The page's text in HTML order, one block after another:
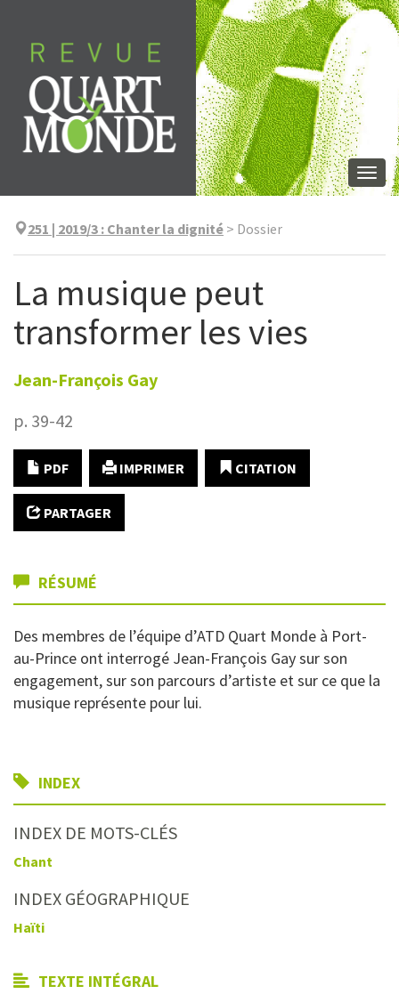
contenu
251 | 2019/3 : Chanter la dignité > Dossier
La musique peut
transformer les vies
Jean-François Gay
p. 39-42
PDF IMPRIMER CITATION
PARTAGER
RÉSUMÉ
Des membres de l’équipe d’ATD Quart Monde à Port-
au-Prince ont interrogé Jean-François Gay sur son
engagement, sur son parcours d’artiste et sur ce que la
musique représente pour lui.
INDEX
INDEX DE MOTS-CLÉS
Chant
INDEX GÉOGRAPHIQUE
Haïti
TEXTE INTÉGRAL